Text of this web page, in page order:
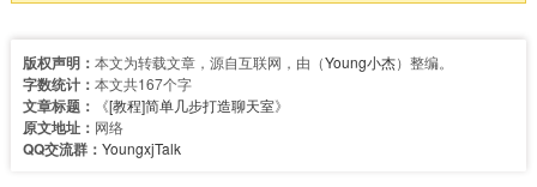
版权声明： 本文为转载文章，源自互联网，由（Young小杰）整编。
字数统计： 本文共167个字
文章标题： 《[教程]简单几步打造聊天室》
原文地址： 网络
QQ交流群： YoungxjTalk